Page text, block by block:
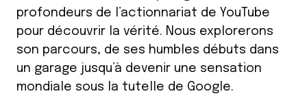
profondeurs de l’actionnariat de YouTube
pour découvrir la vérité. Nous explorerons
son parcours, de ses humbles débuts dans
un garage jusqu’à devenir une sensation
mondiale sous la tutelle de Google.